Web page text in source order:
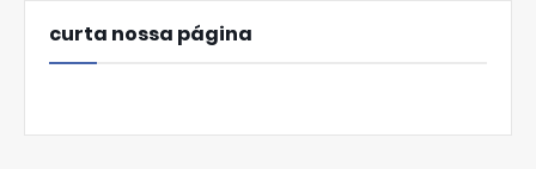
curta nossa página